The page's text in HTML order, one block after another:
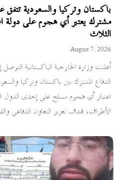
باكستان وتركيا والسعودية تتفق
مشترك يعتبر أي هجوم على دولة
الثلاث
August 7, 2026
أعلنت وزارة الخارجية الباكستانية
الدفاع المشترك بين باكستان وتركيا
اعتبار أي هجوم مسلح على إحدى الدول
الأطراف، بهدف تعزيز التعاون الدفاعي